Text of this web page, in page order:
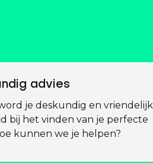
advies
je deskundig en vriendelijk
bij het vinden van je perfecte
kunnen we je helpen?